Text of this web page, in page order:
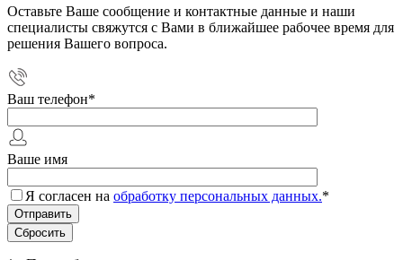
Оставьте Ваше сообщение и контактные данные и наши
специалисты свяжутся с Вами в ближайшее рабочее время для
решения Вашего вопроса.
Ваш телефон*
Ваше имя
Я согласен на обработку персональных данных.*